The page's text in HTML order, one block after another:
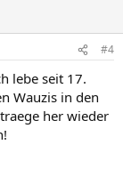
#4
lebe seit 17.
Wauzis in den
her wieder